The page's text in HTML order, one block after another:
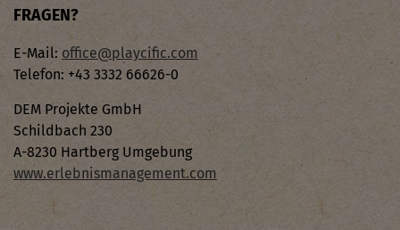
FRAGEN?
E-Mail: office@playcific.com
Telefon: +43 3332 66626-0
DEM Projekte GmbH
Schildbach 230
A-8230 Hartberg Umgebung
www.erlebnismanagement.com